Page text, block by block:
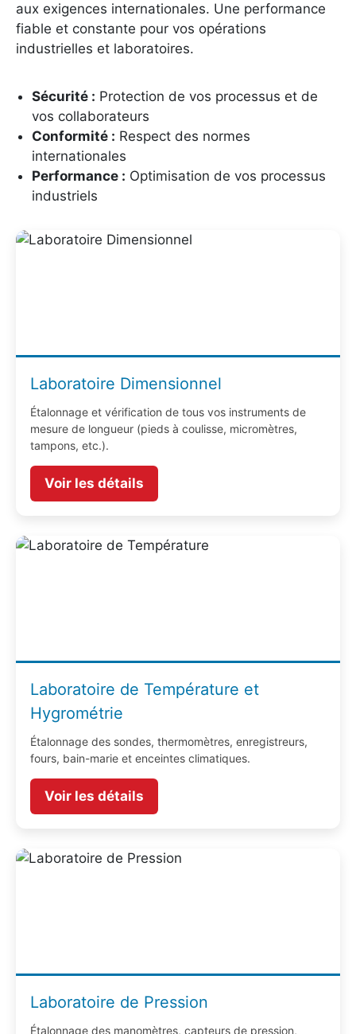
aux exigences internationales. Une performance
fiable et constante pour vos opérations
industrielles et laboratoires.
Sécurité : Protection de vos processus et de
vos collaborateurs
Conformité : Respect des normes
internationales
Performance : Optimisation de vos processus
industriels
Laboratoire Dimensionnel
Étalonnage et vérification de tous vos instruments de
mesure de longueur (pieds à coulisse, micromètres,
tampons, etc.).
Voir les détails
Laboratoire de Température et
Hygrométrie
Étalonnage des sondes, thermomètres, enregistreurs,
fours, bain-marie et enceintes climatiques.
Voir les détails
Laboratoire de Pression
Étalonnage des manomètres, capteurs de pression,